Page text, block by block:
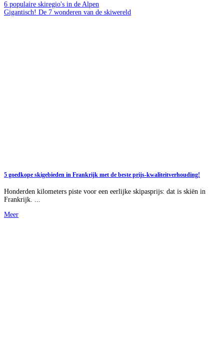
6 populaire skiregio's in de Alpen
Gigantisch! De 7 wonderen van de skiwereld
5 goedkope skigebieden in Frankrijk met de beste prijs-kwaliteitverhouding!
Honderden kilometers piste voor een eerlijke skipasprijs: dat is skiën in
Frankrijk. ...
Meer